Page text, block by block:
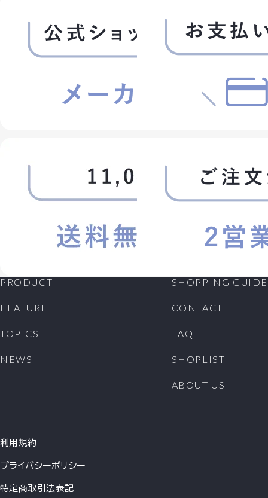
PRODUCT
FEATURE
TOPICS
NEWS
SHOPPING GUIDE
CONTACT
FAQ
SHOPLIST
ABOUT US
利用規約
プライバシーポリシー
特定商取引法表記